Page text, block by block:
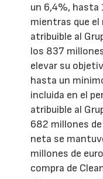
un 6,4%, hasta
mientras que
atribuible al
los 837
elevar su
hasta un
incluida en el
atribuible al
682 millones
neta se
millones de
compra de